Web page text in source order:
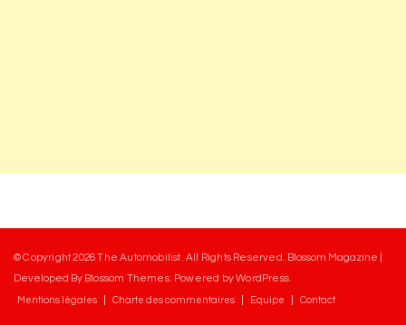
© Copyright 2026The Automobilist. All Rights Reserved. Blossom Magazine |
Developed By Blossom Themes. Powered byWordPress
Mentions légales Charte des commentaires Equipe Contact